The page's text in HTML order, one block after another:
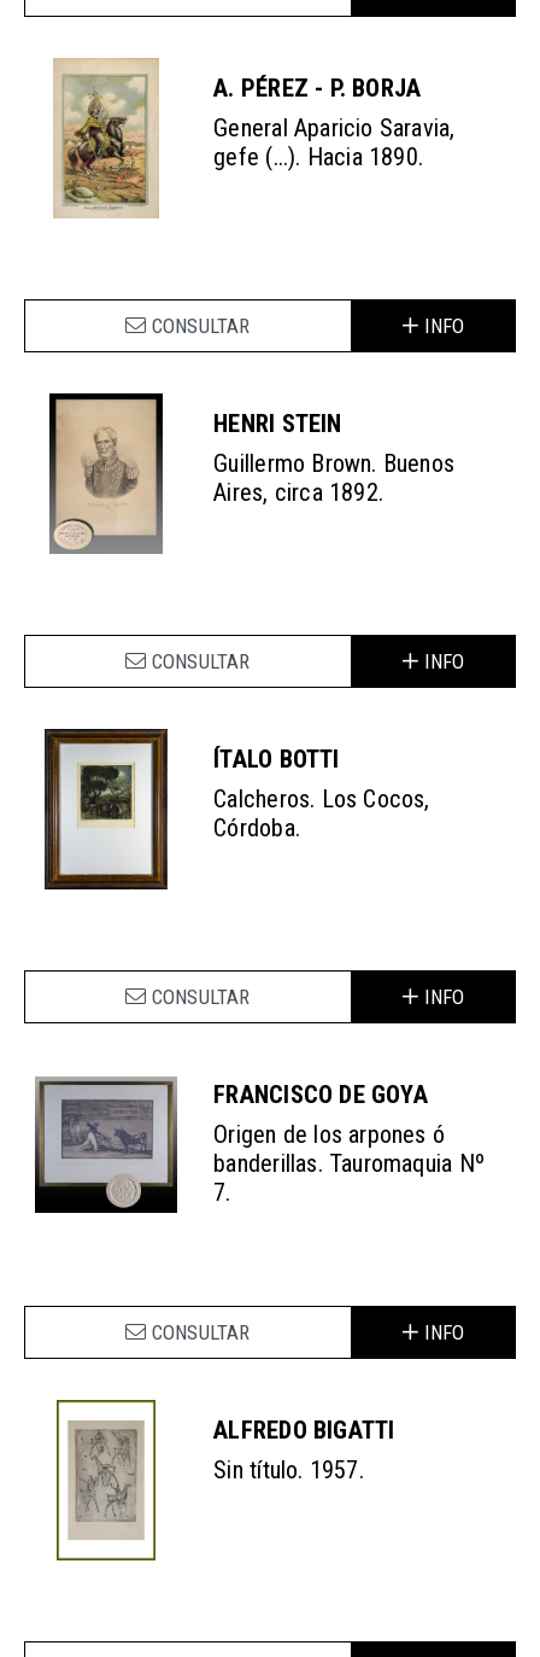
A. PÉREZ - P. BORJA
General Aparicio Saravia,
gefe (...). Hacia 1890.
CONSULTAR INFO
HENRI STEIN
Guillermo Brown. Buenos
Aires, circa 1892.
CONSULTAR INFO
ÍTALO BOTTI
Calcheros. Los Cocos,
Córdoba.
CONSULTAR INFO
FRANCISCO DE GOYA
Origen de los arpones ó
banderillas. Tauromaquia Nº
7.
CONSULTAR INFO
ALFREDO BIGATTI
Sin título. 1957.